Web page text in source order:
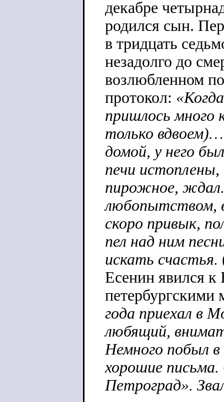
декабре
родился сын.
в тридцать
незадолго до
возлюбленном
протокол:
пришлось
только вдвоем)…
домой, у него
печи
пирожное,
любопытством,
скоро привык,
пел над ним
искать счастья.
Есенин явился к
года приехал в
любящий,
Немного побыл в
хорошие
Петроград».